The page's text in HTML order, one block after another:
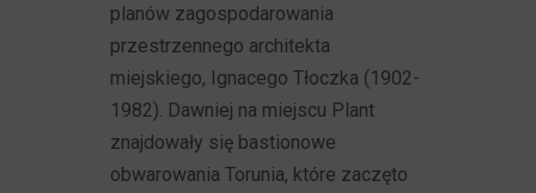
planów zagospodarowania
przestrzennego architekta
miejskiego, Ignacego Tłoczka (1902-
1982). Dawniej na miejscu Plant
znajdowały się bastionowe
obwarowania Torunia, które zaczęto